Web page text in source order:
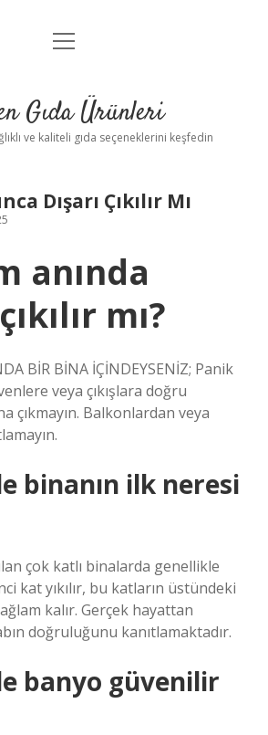
Anasayfa
Yasal Uyarı
menüyü
Gıda Ürünleri
ve kaliteli gıda seçeneklerini keşfedin
Dışarı Çıkılır Mı
anında
mı?
BİR BİNA İÇİNDEYSENİZ; Panik
veya çıkışlara doğru
çıkmayın. Balkonlardan veya
binanın ilk neresi
çok katlı binalarda genellikle
kat yıkılır, bu katların üstündeki
kalır. Gerçek hayattan
doğruluğunu kanıtlamaktadır.
banyo güvenilir